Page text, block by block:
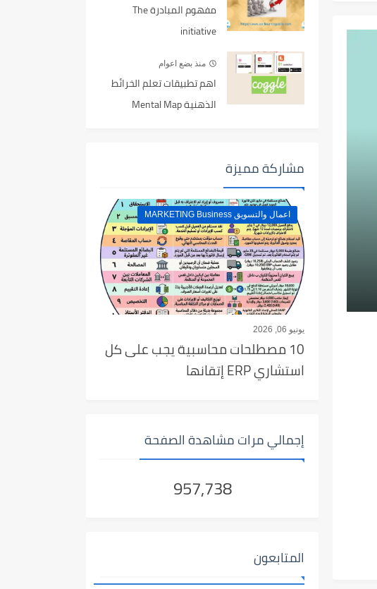
مفهوم المبادرة The
initiative
منذ بضع اعوام
اهم تطبيقات تعلم الخرائط
الذهنية Mental Map
مشاركة مميزة
اعمال والتسويق MARKETING Business
يونيو 06, 2026
10 مصطلحات محاسبية يجب على كل
استشاري ERP إتقانها
إجمالي مرات مشاهدة الصفحة
957,738
المتابعون